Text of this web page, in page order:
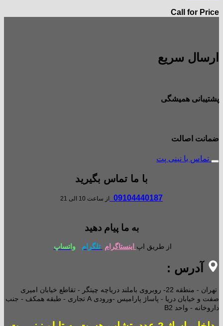
Call for Price
ارسال سریع
پشتیبانی همیشگی
ضمانت اصالت
تماس با نینی پت
با ما تماس بگیرید
09104440187 از ساعت 10 الی 21
به ما پیام دهید
از طریق اپ اینستاگرام تلگرام واتساپ
آدرس :
تهران - منطقه 22- روبروی باملند دریاچه چیتگر - تقاطع خیابان امیری
صفت و خیابان دریا - پاساژ پارامیس -ورودی A تجاری -
طبقه همکف - جنب
داروخانه - واحد B2